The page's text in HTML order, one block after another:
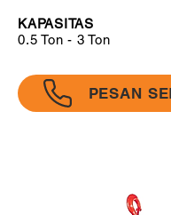
KAPASITAS
0.5 Ton - 3 Ton
PESAN